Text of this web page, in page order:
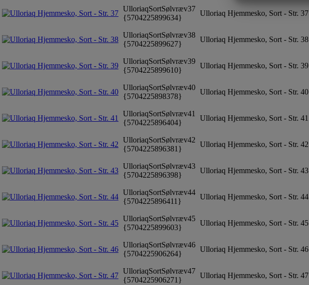
UlloriaqSortSølvræv37
{5704225899634}
Ulloriaq Hjemmesko, Sort - Str. 37
UlloriaqSortSølvræv38
{5704225899627}
Ulloriaq Hjemmesko, Sort - Str. 38
UlloriaqSortSølvræv39
{5704225899610}
Ulloriaq Hjemmesko, Sort - Str. 39
UlloriaqSortSølvræv40
{5704225898378}
Ulloriaq Hjemmesko, Sort - Str. 40
UlloriaqSortSølvræv41
{5704225896404}
Ulloriaq Hjemmesko, Sort - Str. 41
UlloriaqSortSølvræv42
{5704225896381}
Ulloriaq Hjemmesko, Sort - Str. 42
UlloriaqSortSølvræv43
{5704225896398}
Ulloriaq Hjemmesko, Sort - Str. 43
UlloriaqSortSølvræv44
{5704225896411}
Ulloriaq Hjemmesko, Sort - Str. 44
UlloriaqSortSølvræv45
{5704225899603}
Ulloriaq Hjemmesko, Sort - Str. 45
UlloriaqSortSølvræv46
{5704225906264}
Ulloriaq Hjemmesko, Sort - Str. 46
UlloriaqSortSølvræv47
{5704225906271}
Ulloriaq Hjemmesko, Sort - Str. 47